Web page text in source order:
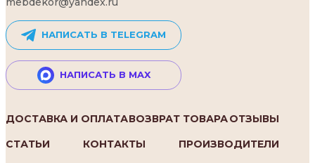
НАПИСАТЬ В TELEGRAM
НАПИСАТЬ В MAX
ДОСТАВКА И ОПЛАТАВОЗВРАТ ТОВАРАОТЗЫВЫ
СТАТЬИ
КОНТАКТЫ
ПРОИЗВОДИТЕЛИ